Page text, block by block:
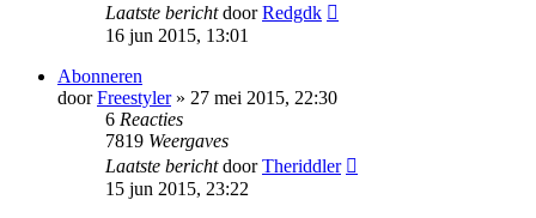
Laatste berichtdoorRedgdk
16 jun 2015, 13:01
Abonneren
doorFreestyler» 27 mei 2015, 22:30
6 Reacties
7819 Weergaves
Laatste berichtdoorTheriddler
15 jun 2015, 23:22